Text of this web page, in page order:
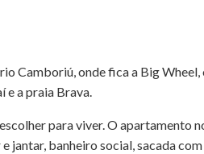
Camboriú, onde fica a Big Wheel,
e a praia Brava.
para viver. O apartamento
jantar, banheiro social, sacada